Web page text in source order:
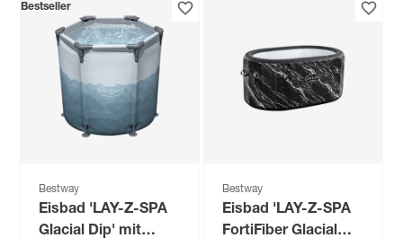
Bestseller
Bestway
Eisbad 'LAY-Z-SPA
Glacial Dip' mit
Bestway
Eisbad 'LAY-Z-SPA
FortiFiber Glacial